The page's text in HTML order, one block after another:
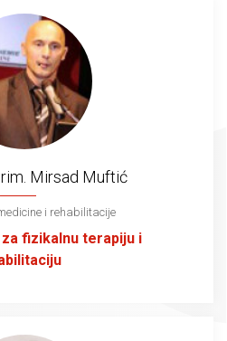
Mirsad Muftić
i rehabilitacije
fizikalnu terapiju i